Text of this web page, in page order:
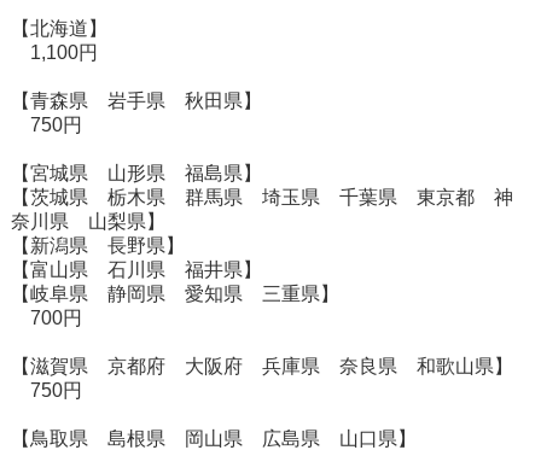
【北海道】
1,100円
【青森県 岩手県 秋田県】
750円
【宮城県 山形県 福島県】
【茨城県 栃木県 群馬県 埼玉県 千葉県 東京都 神
奈川県 山梨県】
【新潟県 長野県】
【富山県 石川県 福井県】
【岐阜県 静岡県 愛知県 三重県】
700円
【滋賀県 京都府 大阪府 兵庫県 奈良県 和歌山県】
750円
【鳥取県 島根県 岡山県 広島県 山口県】